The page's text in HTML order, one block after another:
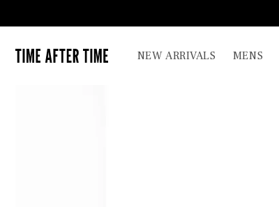
進む
TIME AFTER TIME
NEW ARRIVALS MENS